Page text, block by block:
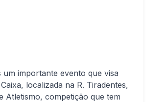
um importante evento que visa
localizada na R. Tiradentes,
Atletismo, competição que tem